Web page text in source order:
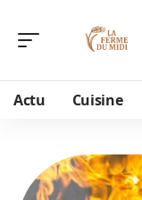
Actu Cuisine